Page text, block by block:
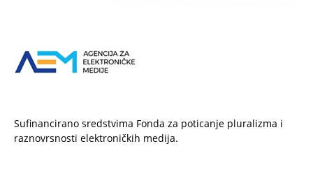
Sufinancirano sredstvima Fonda za poticanje pluralizma i
raznovrsnosti elektroničkih medija.